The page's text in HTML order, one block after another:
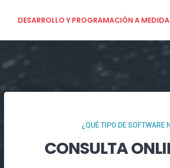
DESARROLLO Y PROGRAMACIÓN A MEDIDA
¿QUÉ TIPO DE SOFTWARE
CONSULTA